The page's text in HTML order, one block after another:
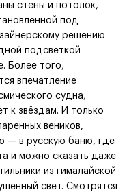
стены и потолок,
под
решению
подсветкой
Более того,
впечатление
судна,
к звёздам. И только
веников,
— в русскую баню, где
и можно сказать даже
из гималайской
свет. Смотрятся